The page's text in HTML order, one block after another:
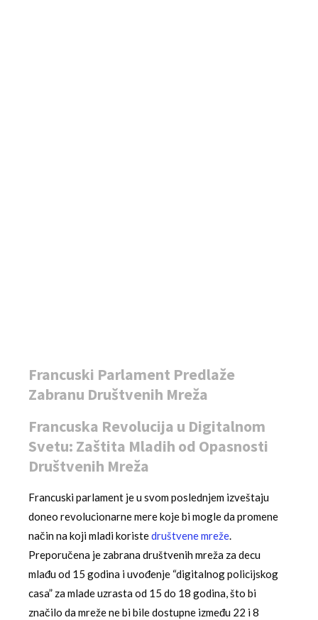
Francuski Parlament Predlaže
Zabranu Društvenih Mreža
Francuska Revolucija u Digitalnom
Svetu: Zaštita Mladih od Opasnosti
Društvenih Mreža
Francuski parlament je u svom poslednjem izveštaju
doneo revolucionarne mere koje bi mogle da promene
način na koji mladi koristedruštvene mreže.
Preporučena je zabrana društvenih mreža za decu
mlađu od 15 godina i uvođenje “digitalnog policijskog
casa” za mlade uzrasta od 15 do 18 godina, što bi
značilo da mreže ne bi bile dostupne između 22 i 8